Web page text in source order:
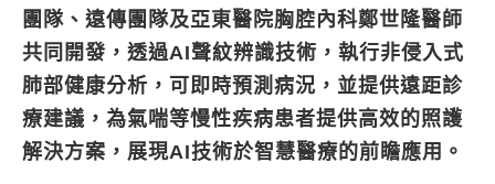
團隊、遠傳團隊及亞東醫院胸腔內科鄭世隆醫師
共同開發，透過AI聲紋辨識技術，執行非侵入式
肺部健康分析，可即時預測病況，並提供遠距診
療建議，為氣喘等慢性疾病患者提供高效的照護
解決方案，展現AI技術於智慧醫療的前瞻應用。